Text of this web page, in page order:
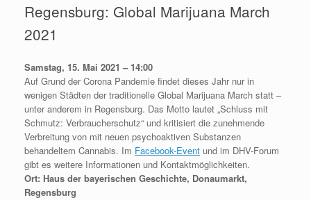
Regensburg: Global Marijuana March
2021
Samstag, 15. Mai 2021 – 14:00
Auf Grund der Corona Pandemie findet dieses Jahr nur in
wenigen Städten der traditionelle Global Marijuana March statt –
unter anderem in Regensburg. Das Motto lautet „Schluss mit
Schmutz: Verbraucherschutz“ und kritisiert die zunehmende
Verbreitung von mit neuen psychoaktiven Substanzen
behandeltem Cannabis. Im Facebook-Event und im DHV-Forum
gibt es weitere Informationen und Kontaktmöglichkeiten.
Ort: Haus der bayerischen Geschichte, Donaumarkt,
Regensburg